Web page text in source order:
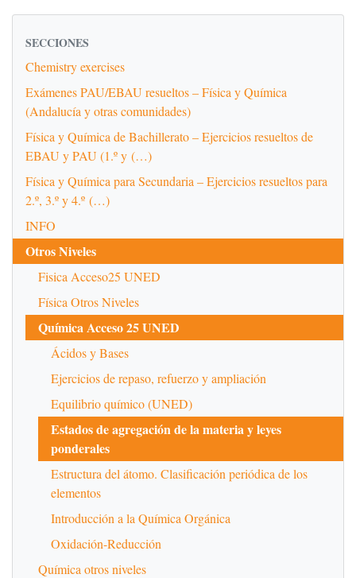
SECCIONES
Chemistry exercises
Exámenes PAU/EBAU resueltos – Física y Química
(Andalucía y otras comunidades)
Física y Química de Bachillerato – Ejercicios resueltos de
EBAU y PAU (1.º y (…)
Física y Química para Secundaria – Ejercicios resueltos para
2.º, 3.º y 4.º (…)
INFO
Otros Niveles
Fisica Acceso25 UNED
Física Otros Niveles
Química Acceso 25 UNED
Ácidos y Bases
Ejercicios de repaso, refuerzo y ampliación
Equilibrio químico (UNED)
Estados de agregación de la materia y leyes
ponderales
Estructura del átomo. Clasificación periódica de los
elementos
Introducción a la Química Orgánica
Oxidación-Reducción
Química otros niveles